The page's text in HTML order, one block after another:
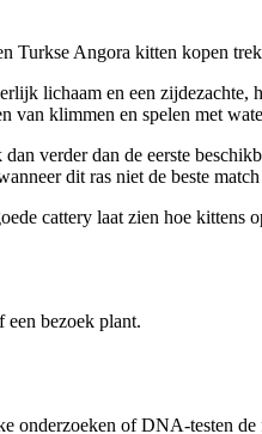
Turkse Angora kitten kopen
lichaam en een
klimmen en spelen met
verder dan de eerste
dit ras niet de beste match
cattery laat zien hoe kittens
een bezoek plant.
of DNA-testen